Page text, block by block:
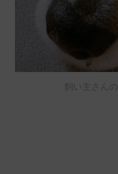
飼い主さん